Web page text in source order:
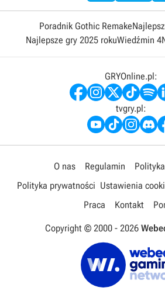
Poradnik Gothic Remake
Najlepsze gry 2025 rokuWiedźmin 4
GRYOnline.pl:
tvgry.pl:
O nas Regulamin
Polityka prywatności Ustawienia
Praca
Kontakt
Copyright © 2000 - 2026